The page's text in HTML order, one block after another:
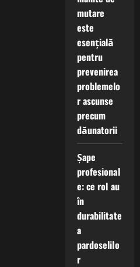
mutare
este
esențială
pentru
prevenirea
problemelo
r ascunse
precum
dăunatorii
Șape
profesional
e: ce rol au
în
durabilitate
a
pardoselilo
r